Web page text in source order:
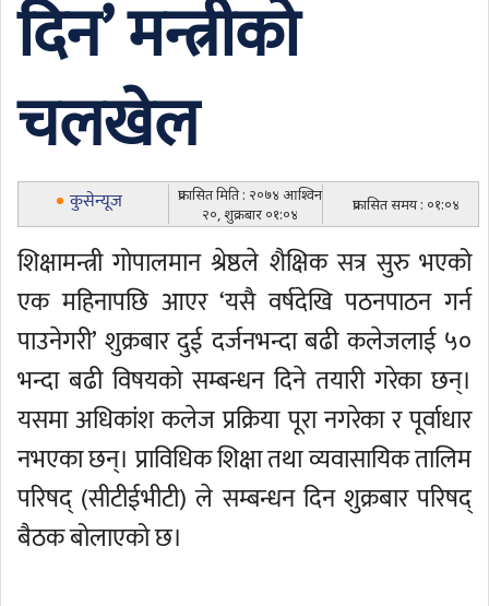
दिन’ मन्त्रीको
चलखेल
कुसेन्यूज
प्रकासित मिति : २०७४ आश्विन
२०, शुक्रबार ०१:०४
प्रकासित समय : ०१:०४
शिक्षामन्त्री गोपालमान श्रेष्ठले शैक्षिक सत्र सुरु भएको
एक महिनापछि आएर ‘यसै वर्षदेखि पठनपाठन गर्न
पाउनेगरी’ शुक्रबार दुई दर्जनभन्दा बढी कलेजलाई ५०
भन्दा बढी विषयको सम्बन्धन दिने तयारी गरेका छन्।
यसमा अधिकांश कलेज प्रक्रिया पूरा नगरेका र पूर्वाधार
नभएका छन्। प्राविधिक शिक्षा तथा व्यवासायिक तालिम
परिषद् (सीटीईभीटी) ले सम्बन्धन दिन शुक्रबार परिषद्
बैठक बोलाएको छ।